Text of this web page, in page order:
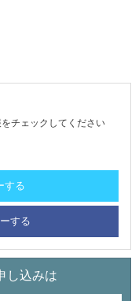
チェックしてください
する
する
し込みは